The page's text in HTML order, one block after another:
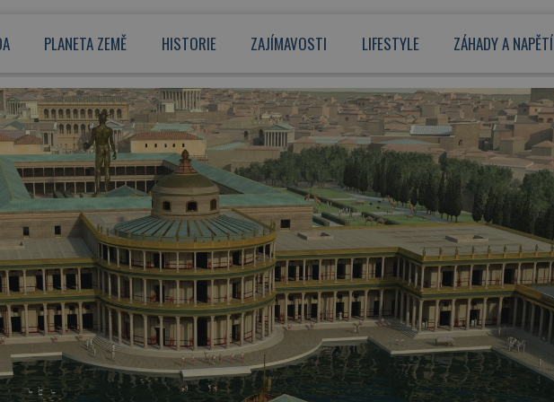
PLANETA ZEMĚ HISTORIE ZAJÍMAVOSTI LIFESTYLE ZÁHADY A NAPĚTÍ